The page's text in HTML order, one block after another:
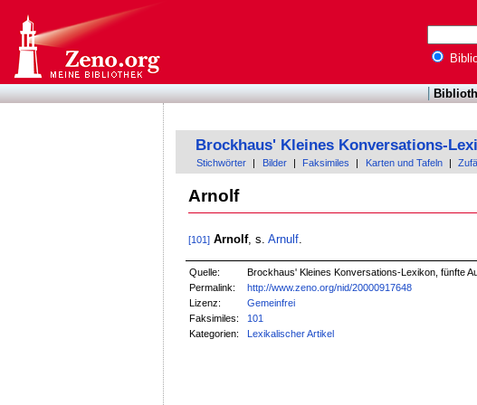
Brockhaus' Kleines Konversations-
Stichwörter Bilder Faksimiles Karten und Tafeln
Arnolf
[101] Arnolf, s. Arnulf.
Quelle:
Brockhaus' Kleines Konversations-Lexikon, fünfte
Permalink:
http://www.zeno.org/nid/20000917648
Lizenz:
Gemeinfrei
Faksimiles:
101
Kategorien:
Lexikalischer Artikel